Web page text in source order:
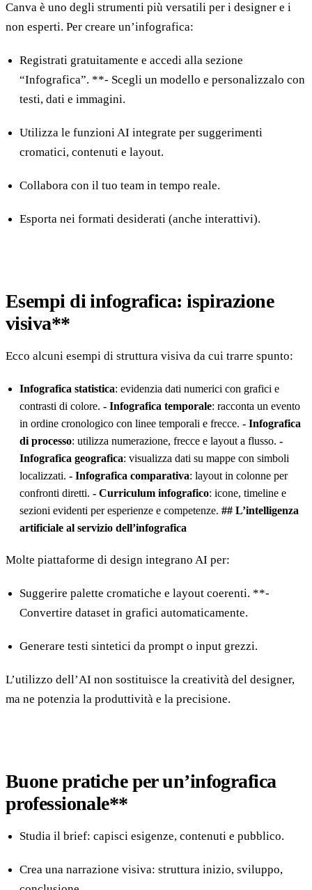
Canva è uno degli strumenti più versatili per i designer e i
non esperti. Per creare un’infografica:
Registrati gratuitamente e accedi alla sezione
“Infografica”. **- Scegli un modello e personalizzalo con
testi, dati e immagini.
Utilizza le funzioni AI integrate per suggerimenti
cromatici, contenuti e layout.
Collabora con il tuo team in tempo reale.
Esporta nei formati desiderati (anche interattivi).
Esempi di infografica: ispirazione
visiva**
Ecco alcuni esempi di struttura visiva da cui trarre spunto:
Infografica statistica: evidenzia dati numerici con grafici e
contrasti di colore. - Infografica temporale: racconta un evento
in ordine cronologico con linee temporali e frecce. - Infografica
di processo: utilizza numerazione, frecce e layout a flusso. -
Infografica geografica: visualizza dati su mappe con simboli
localizzati. - Infografica comparativa: layout in colonne per
confronti diretti. - Curriculum infografico: icone, timeline e
sezioni evidenti per esperienze e competenze. ## L’intelligenza
artificiale al servizio dell’infografica
Molte piattaforme di design integrano AI per:
Suggerire palette cromatiche e layout coerenti. **-
Convertire dataset in grafici automaticamente.
Generare testi sintetici da prompt o input grezzi.
L’utilizzo dell’AI non sostituisce la creatività del designer,
ma ne potenzia la produttività e la precisione.
Buone pratiche per un’infografica
professionale**
Studia il brief: capisci esigenze, contenuti e pubblico.
Crea una narrazione visiva: struttura inizio, sviluppo,